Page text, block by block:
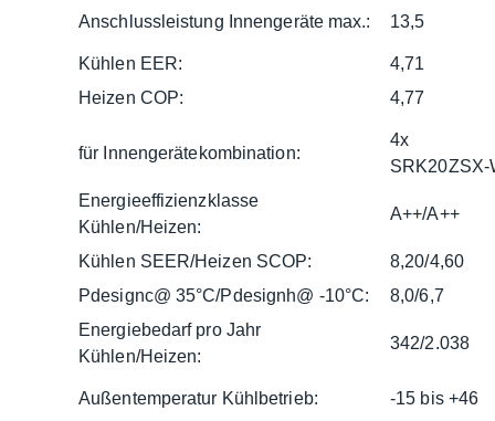
Anschlussleistung Innengeräte max.:
13,5
Kühlen EER:
4,71
Heizen COP:
4,77
für Innengerätekombination:
4x
SRK20ZSX-
Energieeffizienzklasse
Kühlen/Heizen:
A++/A++
Kühlen SEER/Heizen SCOP:
8,20/4,60
Pdesignc@ 35°C/Pdesignh@ -10°C:
8,0/6,7
Energiebedarf pro Jahr
Kühlen/Heizen:
342/2.038
Außentemperatur Kühlbetrieb:
-15 bis +46